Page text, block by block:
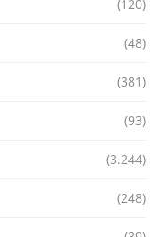
(120)
(48)
(381)
(93)
(3.244)
(248)